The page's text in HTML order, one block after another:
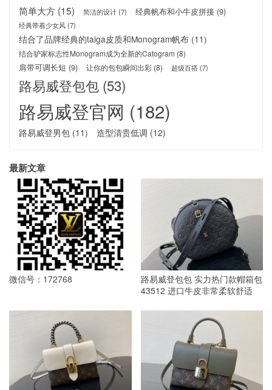
简单大方 (15) 简洁的设计(7) 经典帆布和小牛皮拼接 (9)
经典带着少女风(7)
结合了品牌经典的taiga皮质和Monogram帆布 (11)
结合驴家标志性Monogram成为全新的Catogram (8)
肩带可调长短 (9) 让你的包包瞬间出彩 (8) 超级百搭(7)
路易威登包包 (53)
路易威登官网 (182)
路易威登男包 (11) 造型清贵低调 (12)
最新文章
微信号：172768
路易威登包包 实力热门款帽箱包
43512 进口牛皮非常柔软舒适